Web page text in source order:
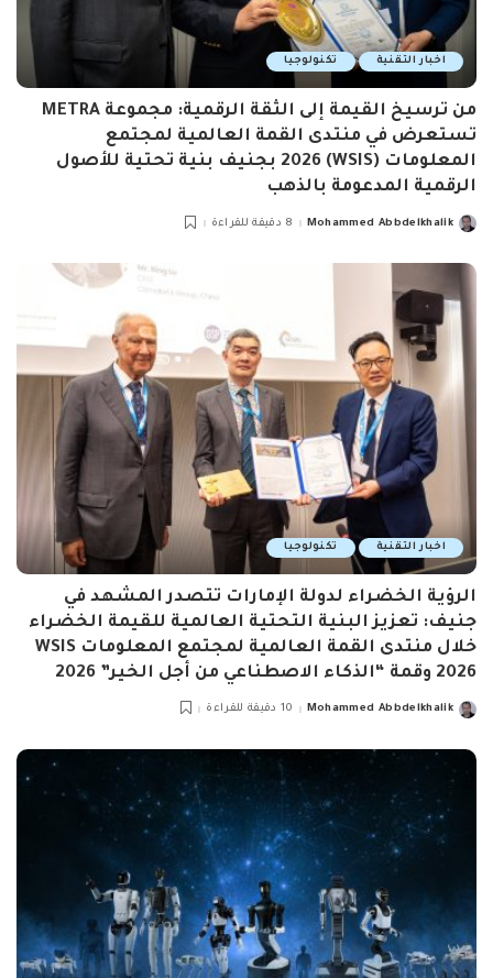
اخبار التقنية تكنولوجيا
من ترسيخ القيمة إلى الثقة الرقمية: مجموعة METRA
تستعرض في منتدى القمة العالمية لمجتمع
المعلومات (WSIS) 2026 بجنيف بنية تحتية للأصول
الرقمية المدعومة بالذهب
Posted
Mohammed Abbdelkhalik 8 دقيقة للقراءة
اخبار التقنية تكنولوجيا
الرؤية الخضراء لدولة الإمارات تتصدر المشهد في
جنيف: تعزيز البنية التحتية العالمية للقيمة الخضراء
خلال منتدى القمة العالمية لمجتمع المعلومات WSIS
2026 وقمة “الذكاء الاصطناعي من أجل الخير” 2026
Posted
Mohammed Abbdelkhalik 10 دقيقة للقراءة